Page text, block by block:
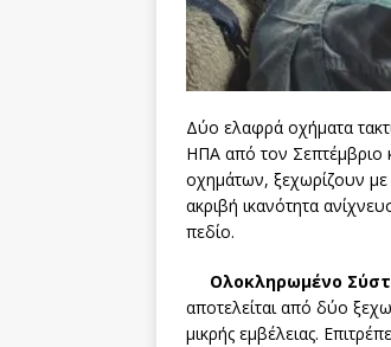
Δύο ελαφρά οχήματα
ΗΠΑ από τον Σεπτέμβριο
οχημάτων, ξεχωρίζουν
ακριβή ικανότητα
πεδίο.
Ολοκληρωμένο
αποτελείται από δύο
μικρής εμβέλειας.